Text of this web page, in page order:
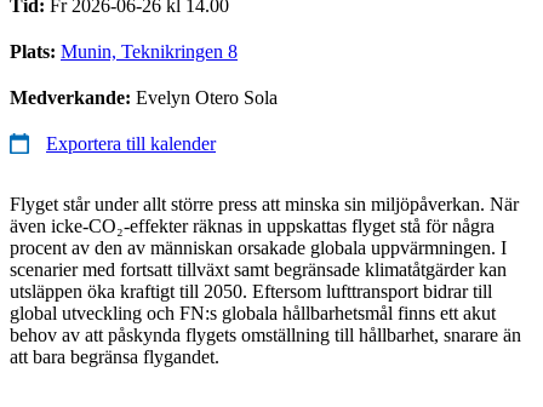
Tid: Fr 2026-06-26 kl 14.00
Plats: Munin, Teknikringen 8
Medverkande: Evelyn Otero Sola
Exportera till kalender
Flyget står under allt större press att minska sin miljöpåverkan. När
även icke-CO₂-effekter räknas in uppskattas flyget stå för några
procent av den av människan orsakade globala uppvärmningen. I
scenarier med fortsatt tillväxt samt begränsade klimatåtgärder kan
utsläppen öka kraftigt till 2050. Eftersom lufttransport bidrar till
global utveckling och FN:s globala hållbarhetsmål finns ett akut
behov av att påskynda flygets omställning till hållbarhet, snarare än
att bara begränsa flygandet.